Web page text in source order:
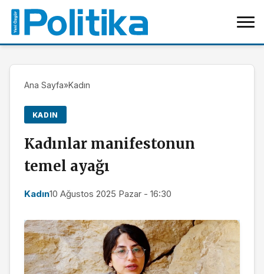
Ana Sayfa»Kadın
KADIN
Kadınlar manifestonun
temel ayağı
Kadın10 Ağustos 2025 Pazar - 16:30